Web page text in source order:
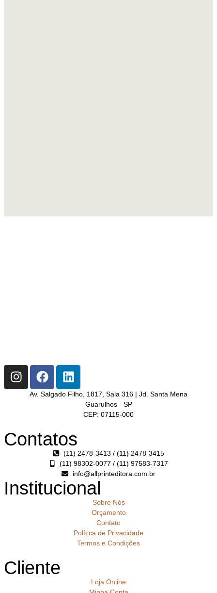
Av. Salgado Filho, 1817, Sala 316 | Jd. Santa Mena
Guarulhos - SP
CEP: 07115-000
Contatos
(11) 2478-3413 / (11) 2478-3415
(11) 98302-0077 / (11) 97583-7317
info@allprinteditora.com.br
Institucional
Sobre Nós
Orçamento
Contato
Política de Privacidade
Termos e Condições
Cliente
Loja Online